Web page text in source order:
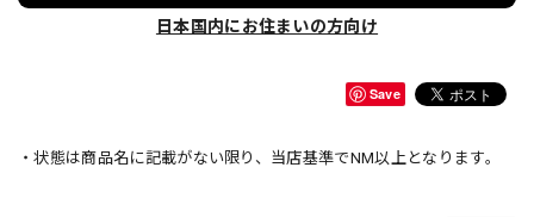
日本国内にお住まいの方向け
Save
・状態は商品名に記載がない限り、当店基準でNM以上となります。